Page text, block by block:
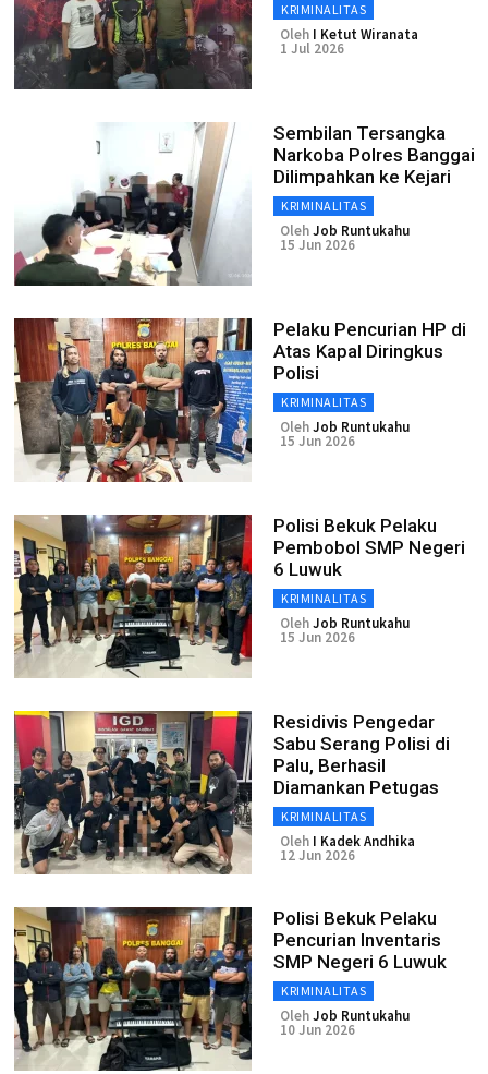
KRIMINALITAS
Oleh I Ketut Wiranata
1 Jul 2026
Sembilan Tersangka
Narkoba Polres Banggai
Dilimpahkan ke Kejari
KRIMINALITAS
OlehJob Runtukahu
15 Jun 2026
Pelaku Pencurian HP di
Atas Kapal Diringkus
Polisi
KRIMINALITAS
OlehJob Runtukahu
15 Jun 2026
Polisi Bekuk Pelaku
Pembobol SMP Negeri
6 Luwuk
KRIMINALITAS
OlehJob Runtukahu
15 Jun 2026
Residivis Pengedar
Sabu Serang Polisi di
Palu, Berhasil
Diamankan Petugas
KRIMINALITAS
Oleh I Kadek Andhika
12 Jun 2026
Polisi Bekuk Pelaku
Pencurian Inventaris
SMP Negeri 6 Luwuk
KRIMINALITAS
OlehJob Runtukahu
10 Jun 2026